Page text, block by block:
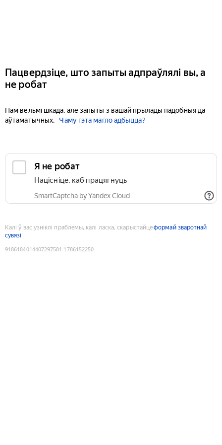
Пацвердзіце, што запыты адпраўлялі вы, а
не робат
Нам вельмі шкада, але запыты з вашай прылады падобныя да
аўтаматычных.
Чаму гэта магло адбыцца?
Я не робат
Націсніце, каб працягнуць
SmartCaptcha by Yandex Cloud
Калі ў вас узніклі праблемы, калі ласка, скарыстайцеформай зваротнай
сувязі
9186184014407297581 :1786152250